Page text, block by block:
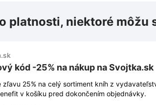
platnosti, niektoré môžu
kód -25% na nákup na Svojtka.sk
zľavu 25% na celý sortiment kníh z
v košíku pred dokončením objednávky.